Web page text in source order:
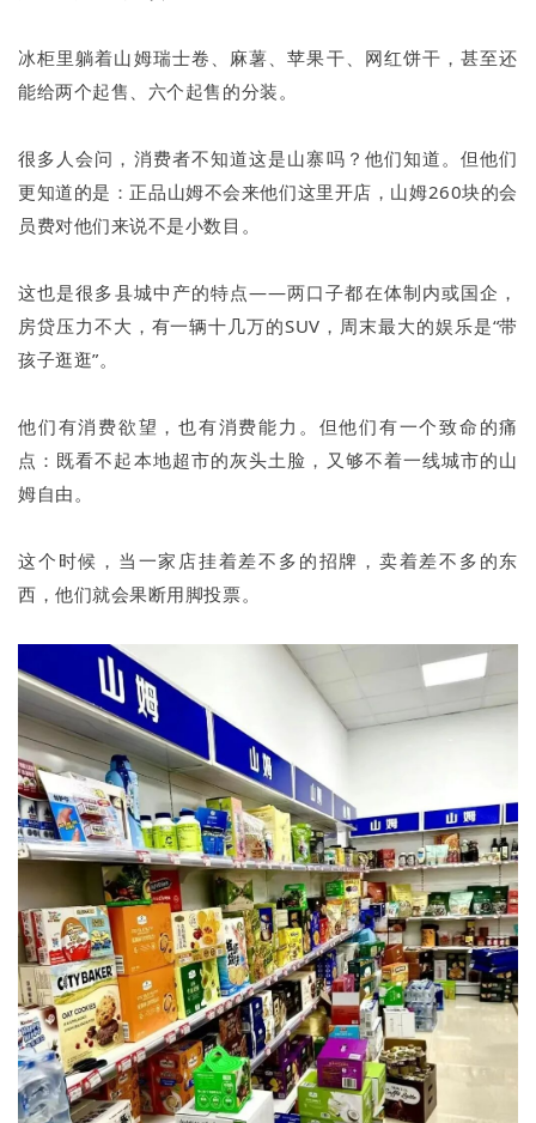
冰柜里躺着山姆瑞士卷、麻薯、苹果干、网红饼干，甚至还
能给两个起售、六个起售的分装。
很多人会问，消费者不知道这是山寨吗？他们知道。但他们
更知道的是：正品山姆不会来他们这里开店，山姆260块的会
员费对他们来说不是小数目。
这也是很多县城中产的特点——两口子都在体制内或国企，
房贷压力不大，有一辆十几万的SUV，周末最大的娱乐是“带
孩子逛逛”。
他们有消费欲望，也有消费能力。但他们有一个致命的痛
点：既看不起本地超市的灰头土脸，又够不着一线城市的山
姆自由。
这个时候，当一家店挂着差不多的招牌，卖着差不多的东
西，他们就会果断用脚投票。